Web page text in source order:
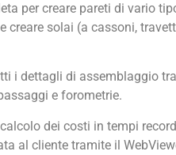
per creare pareti di vario
creare solai (a cassoni,
i dettagli di assemblaggio
e forometrie.
dei costi in tempi
al cliente tramite il